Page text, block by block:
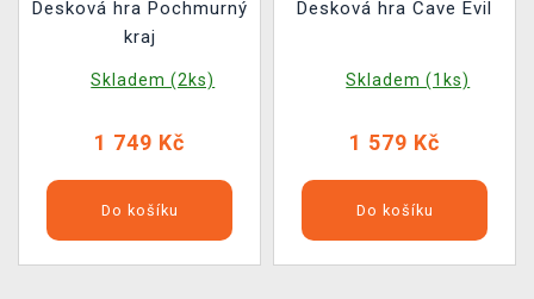
Desková hra Pochmurný
kraj
Skladem (2ks)
1 749 Kč
Do košíku
Desková hra Cave Evil
Skladem (1ks)
1 579 Kč
Do košíku